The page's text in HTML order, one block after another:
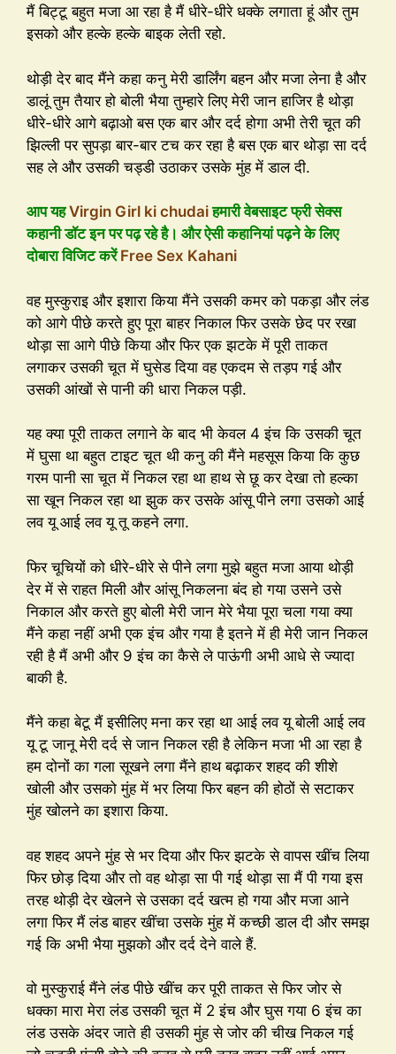
मैं बिट्टू बहुत मजा आ रहा है मैं धीरे-धीरे धक्के लगाता हूं और तुम
इसको और हल्के हल्के बाइक लेती रहो.
थोड़ी देर बाद मैंने कहा कनु मेरी डार्लिंग बहन और मजा लेना है और
डालूं तुम तैयार हो बोली भैया तुम्हारे लिए मेरी जान हाजिर है थोड़ा
धीरे-धीरे आगे बढ़ाओ बस एक बार और दर्द होगा अभी तेरी चूत की
झिल्ली पर सुपड़ा बार-बार टच कर रहा है बस एक बार थोड़ा सा दर्द
सह ले और उसकी चड्डी उठाकर उसके मुंह में डाल दी.
आप यहVirgin Girl ki chudaiहमारी वेबसाइट फ्री सेक्स
कहानी डॉट इन पर पढ़ रहे है। और ऐसी कहानियां पढ़ने के लिए
दोबारा विजिट करेंFree Sex Kahani
वह मुस्कुराइ और इशारा किया मैंने उसकी कमर को पकड़ा और लंड
को आगे पीछे करते हुए पूरा बाहर निकाल फिर उसके छेद पर रखा
थोड़ा सा आगे पीछे किया और फिर एक झटके में पूरी ताकत
लगाकर उसकी चूत में घुसेड दिया वह एकदम से तड़प गई और
उसकी आंखों से पानी की धारा निकल पड़ी.
यह क्या पूरी ताकत लगाने के बाद भी केवल 4 इंच कि उसकी चूत
में घुसा था बहुत टाइट चूत थी कनु की मैंने महसूस किया कि कुछ
गरम पानी सा चूत में निकल रहा था हाथ से छू कर देखा तो हल्का
सा खून निकल रहा था झुक कर उसके आंसू पीने लगा उसको आई
लव यू आई लव यू तू कहने लगा.
फिर चूचियों को धीरे-धीरे से पीने लगा मुझे बहुत मजा आया थोड़ी
देर में से राहत मिली और आंसू निकलना बंद हो गया उसने उसे
निकाल और करते हुए बोली मेरी जान मेरे भैया पूरा चला गया क्या
मैंने कहा नहीं अभी एक इंच और गया है इतने में ही मेरी जान निकल
रही है मैं अभी और 9 इंच का कैसे ले पाऊंगी अभी आधे से ज्यादा
बाकी है.
मैंने कहा बेटू मैं इसीलिए मना कर रहा था आई लव यू बोली आई लव
यू टू जानू मेरी दर्द से जान निकल रही है लेकिन मजा भी आ रहा है
हम दोनों का गला सूखने लगा मैंने हाथ बढ़ाकर शहद की शीशे
खोली और उसको मुंह में भर लिया फिर बहन की होठों से सटाकर
मुंह खोलने का इशारा किया.
वह शहद अपने मुंह से भर दिया और फिर झटके से वापस खींच लिया
फिर छोड़ दिया और तो वह थोड़ा सा पी गई थोड़ा सा मैं पी गया इस
तरह थोड़ी देर खेलने से उसका दर्द खत्म हो गया और मजा आने
लगा फिर मैं लंड बाहर खींचा उसके मुंह में कच्छी डाल दी और समझ
गई कि अभी भैया मुझको और दर्द देने वाले हैं.
वो मुस्कुराई मैंने लंड पीछे खींच कर पूरी ताकत से फिर जोर से
धक्का मारा मेरा लंड उसकी चूत में 2 इंच और घुस गया 6 इंच का
लंड उसके अंदर जाते ही उसकी मुंह से जोर की चीख निकल गई